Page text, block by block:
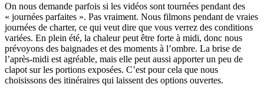
On nous demande parfois si les vidéos sont tournées pendant des
« journées parfaites ». Pas vraiment. Nous filmons pendant de vraies
journées de charter, ce qui veut dire que vous verrez des conditions
variées. En plein été, la chaleur peut être forte à midi, donc nous
prévoyons des baignades et des moments à l’ombre. La brise de
l’après-midi est agréable, mais elle peut aussi apporter un peu de
clapot sur les portions exposées. C’est pour cela que nous
choisissons des itinéraires qui laissent des options ouvertes.